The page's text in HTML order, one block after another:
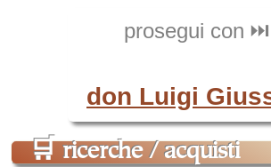
prosegui con
don Luigi
🛒 ricerche / acquisti